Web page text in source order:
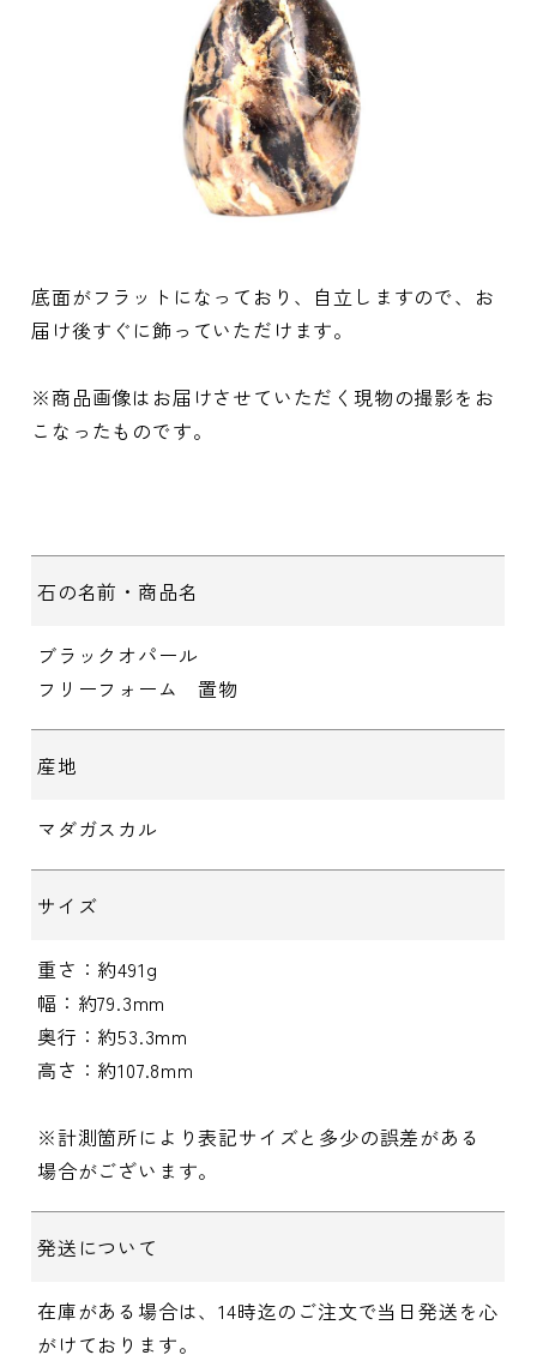
底面がフラットになっており、自立しますので、お
届け後すぐに飾っていただけます。
※商品画像はお届けさせていただく現物の撮影をお
こなったものです。
石の名前・商品名
ブラックオパール
フリーフォーム 置物
産地
マダガスカル
サイズ
重さ：約491g
幅：約79.3mm
奥行：約53.3mm
高さ：約107.8mm
※計測箇所により表記サイズと多少の誤差がある
場合がございます。
発送について
在庫がある場合は、14時迄のご注文で当日発送を心
がけております。